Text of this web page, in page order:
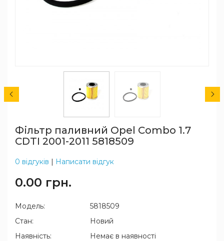
Фільтр паливний Opel Combo 1.7
CDTI 2001-2011 5818509
0 відгуків | Написати відгук
0.00 грн.
Модель:
5818509
Стан:
Новий
Наявність:
Немає в наявності